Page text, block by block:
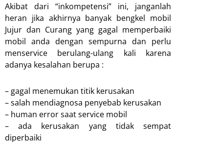
Akibat dari “inkompetensi” ini, janganlah
heran jika akhirnya banyak bengkel mobil
Jujur dan Curang yang gagal memperbaiki
mobil anda dengan sempurna dan perlu
menservice berulang-ulang kali karena
adanya kesalahan berupa :
– gagal menemukan titik kerusakan
– salah mendiagnosa penyebab kerusakan
– human error saat service mobil
– ada kerusakan yang tidak sempat
diperbaiki